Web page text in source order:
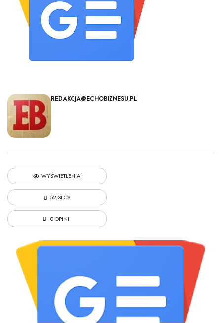
REDAKCJA@ECHOBIZNESU.PL
WYŚWIETLENIA
52 SECS
0 OPINII